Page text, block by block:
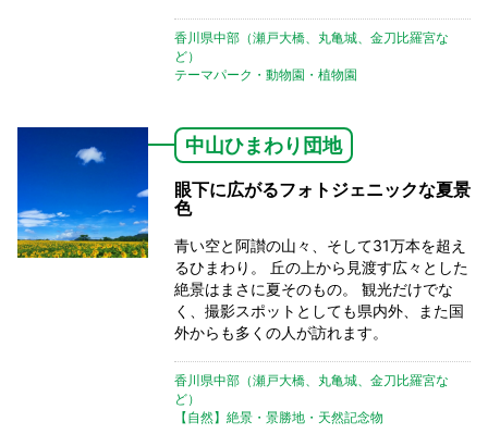
香川県中部（瀬戸大橋、丸亀城、金刀比羅宮な
ど）
テーマパーク・動物園・植物園
中山ひまわり団地
眼下に広がるフォトジェニックな夏景
色
青い空と阿讃の山々、そして31万本を超え
るひまわり。 丘の上から見渡す広々とした
絶景はまさに夏そのもの。 観光だけでな
く、撮影スポットとしても県内外、また国
外からも多くの人が訪れます。
香川県中部（瀬戸大橋、丸亀城、金刀比羅宮な
ど）
【自然】絶景・景勝地・天然記念物